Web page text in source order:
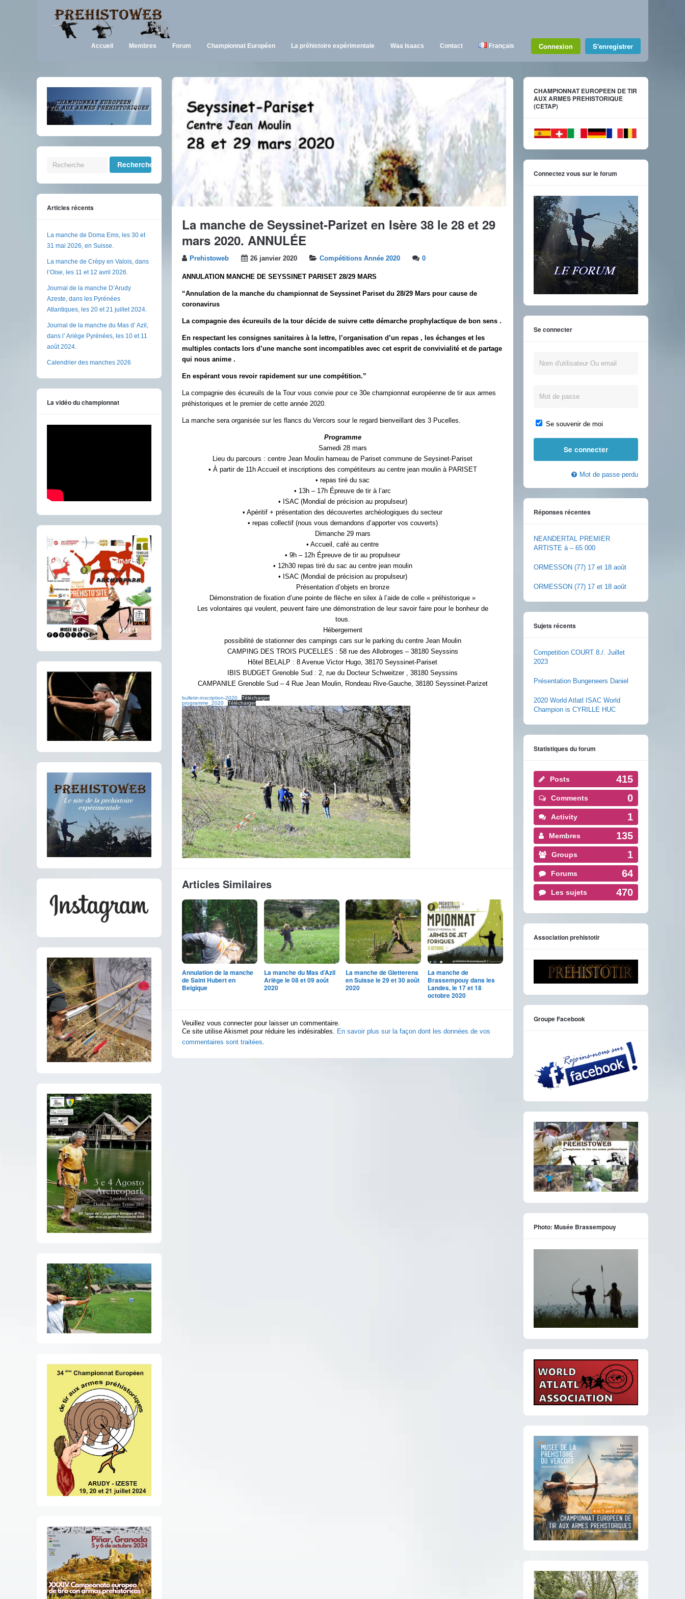
Accueil Membres Forum Championnat Européen La préhistoire expérimentale Waa Isaacs Contact Français Connexion S'enregistrer
La manche de Seyssinet-Parizet en Isère 38 le 28 et 29
mars 2020. ANNULÉE
Prehistoweb 26 janvier 2020 Compétitions Année 2020 0
ANNULATION MANCHE DE SEYSSINET PARISET 28/29 MARS
“Annulation de la manche du championnat de Seyssinet Pariset du 28/29 Mars pour cause de
coronavirus
La compagnie des écureuils de la tour décide de suivre cette démarche prophylactique de bon sens .
En respectant les consignes sanitaires à la lettre, l’organisation d’un repas , les échanges et les
multiples contacts lors d’une manche sont incompatibles avec cet esprit de convivialité et de partage
qui nous anime .
En espérant vous revoir rapidement sur une compétition.”
La compagnie des écureuils de la Tour vous convie pour ce 30e championnat européenne de tir aux armes
préhistoriques et le premier de cette année 2020.
La manche sera organisée sur les flancs du Vercors sour le regard bienveillant des 3 Pucelles.
Programme
Samedi 28 mars
Lieu du parcours : centre Jean Moulin hameau de Pariset commune de Seysinet-Pariset
• À partir de 11h Accueil et inscriptions des compétiteurs au centre jean moulin à PARISET
• repas tiré du sac
• 13h – 17h Épreuve de tir à l’arc
• ISAC (Mondial de précision au propulseur)
• Apéritif + présentation des découvertes archéologiques du secteur
• repas collectif (nous vous demandons d’apporter vos couverts)
Dimanche 29 mars
• Accueil, café au centre
• 9h – 12h Épreuve de tir au propulseur
• 12h30 repas tiré du sac au centre jean moulin
• ISAC (Mondial de précision au propulseur)
Présentation d’objets en bronze
Démonstration de fixation d’une pointe de flèche en silex à l’aide de colle « préhistorique »
Les volontaires qui veulent, peuvent faire une démonstration de leur savoir faire pour le bonheur de
tous.
Hébergement
possibilité de stationner des campings cars sur le parking du centre Jean Moulin
CAMPING DES TROIS PUCELLES : 58 rue des Allobroges – 38180 Seyssins
Hôtel BELALP : 8 Avenue Victor Hugo, 38170 Seyssinet-Pariset
IBIS BUDGET Grenoble Sud : 2, rue du Docteur Schweitzer , 38180 Seyssins
CAMPANILE Grenoble Sud – 4 Rue Jean Moulin, Rondeau Rive-Gauche, 38180 Seyssinet-Parizet
bulletin-inscription-2020
Télécharger
programme_2020
Télécharger
Articles Similaires
Annulation de la manche
de Saint Hubert en
Belgique
La manche du Mas d’Azil
Ariège le 08 et 09 août
2020
La manche de Gletterens
en Suisse le 29 et 30 août
2020
La manche de
Brassempouy dans les
Landes, le 17 et 18
octobre 2020
Veuillez vous connecter pour laisser un commentaire.
Ce site utilise Akismet pour réduire les indésirables. En savoir plus sur la façon dont les données de vos
commentaires sont traitées.
Articles récents
La manche de Doma Ems, les 30 et
31 mai 2026, en Suisse.
La manche de Crèpy en Valois, dans
l’Oise, les 11 et 12 avril 2026.
Journal de la manche D’Arudy
Azeste, dans les Pyrénées
Atlantiques, les 20 et 21 juillet 2024.
Journal de la manche du Mas d’ Azil,
dans l’ Ariège Pyrénées, les 10 et 11
août 2024.
Calendrier des manches 2026
La vidéo du championnat
CHAMPIONNAT EUROPEEN DE TIR
AUX ARMES PREHISTORIQUE
(CETAP)
Connectez vous sur le forum
Se connecter
Se souvenir de moi
Mot de passe perdu
Réponses récentes
NEANDERTAL PREMIER
ARTISTE à – 65 000
ORMESSON (77) 17 et 18 août
ORMESSON (77) 17 et 18 août
Sujets récents
Competition COURT 8./. Juillet
2023
Présentation Bungeneers Daniel
2020 World Atlatl ISAC World
Champion is CYRILLE HUC
Statistiques du forum
Posts 415
Comments 0
Activity 1
Membres 135
Groups 1
Forums 64
Les sujets 470
Association prehistotir
Groupe Facebook
Photo: Musée Brassempouy